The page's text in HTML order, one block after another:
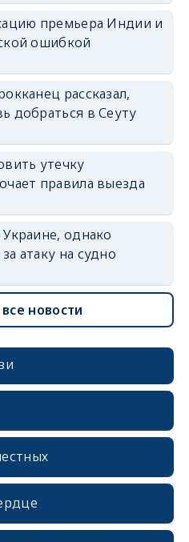
премьера Индии и
ошибкой
рассказал,
добраться в Сеуту
утечку
правила выезда
однако
атаку на судно
новости